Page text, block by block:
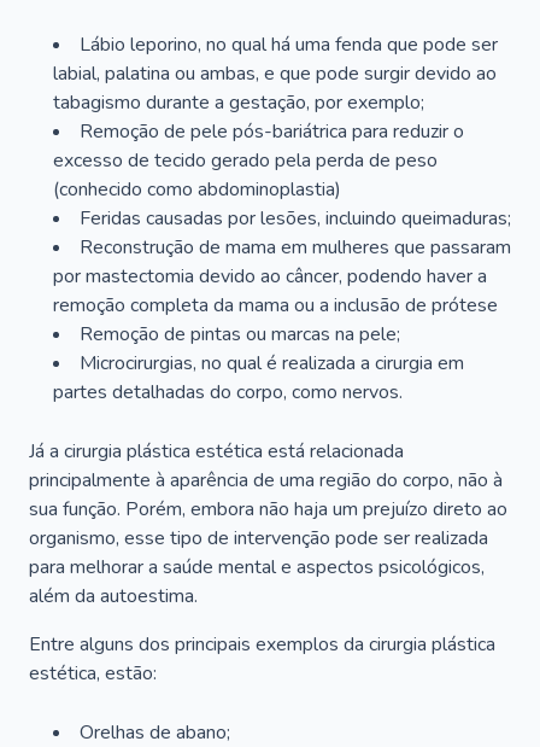
Lábio leporino, no qual há uma fenda que pode ser
labial, palatina ou ambas, e que pode surgir devido ao
tabagismo durante a gestação, por exemplo;
Remoção de pele pós-bariátrica para reduzir o
excesso de tecido gerado pela perda de peso
(conhecido como abdominoplastia)
Feridas causadas por lesões, incluindo queimaduras;
Reconstrução de mama em mulheres que passaram
por mastectomia devido ao câncer, podendo haver a
remoção completa da mama ou a inclusão de prótese
Remoção de pintas ou marcas na pele;
Microcirurgias, no qual é realizada a cirurgia em
partes detalhadas do corpo, como nervos.
Já a cirurgia plástica estética está relacionada
principalmente à aparência de uma região do corpo, não à
sua função. Porém, embora não haja um prejuízo direto ao
organismo, esse tipo de intervenção pode ser realizada
para melhorar a saúde mental e aspectos psicológicos,
além da autoestima.
Entre alguns dos principais exemplos da cirurgia plástica
estética, estão:
Orelhas de abano;